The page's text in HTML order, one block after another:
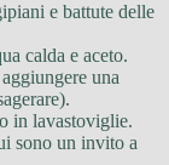
e battute delle
calda e aceto.
una
in lavastoviglie.
sono un invito a